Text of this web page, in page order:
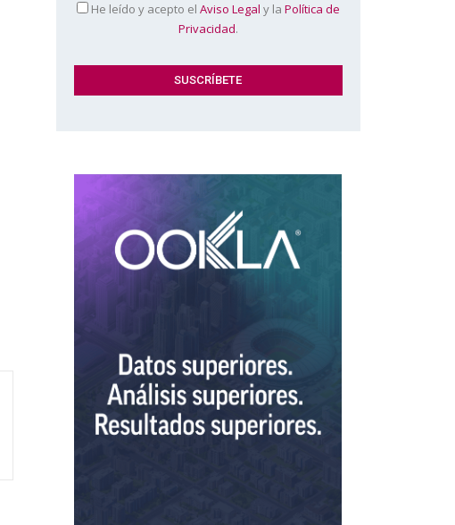
He leído y acepto el Aviso Legal y la Política de
Privacidad.